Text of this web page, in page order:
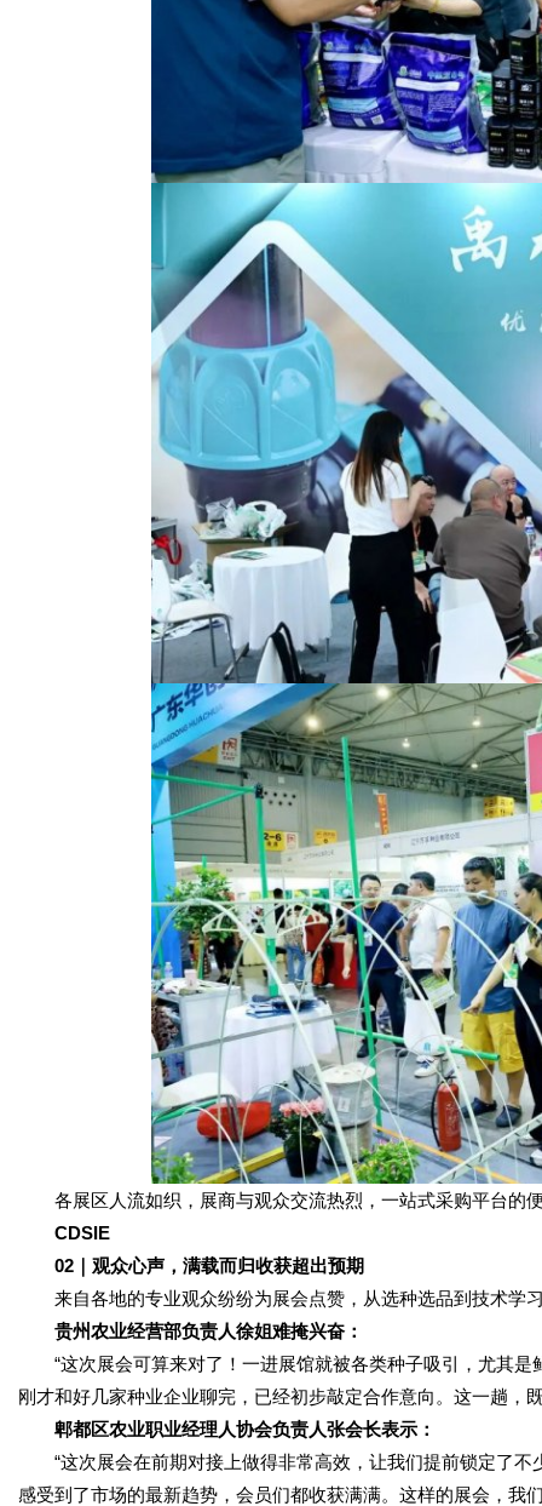
各展区人流如织，展商与观众交流热烈，一站式采购平台的
CDSIE
02｜观众心声，满载而归收获超出预期
来自各地的专业观众纷纷为展会点赞，从选种选品到技术学
贵州农业经营部负责人徐姐难掩兴奋：
“这次展会可算来对了！一进展馆就被各类种子吸引，尤其是
刚才和好几家种业企业聊完，已经初步敲定合作意向。这一趟，
郫都区农业职业经理人协会负责人张会长表示：
“这次展会在前期对接上做得非常高效，让我们提前锁定了不
感受到了市场的最新趋势，会员们都收获满满。这样的展会，我